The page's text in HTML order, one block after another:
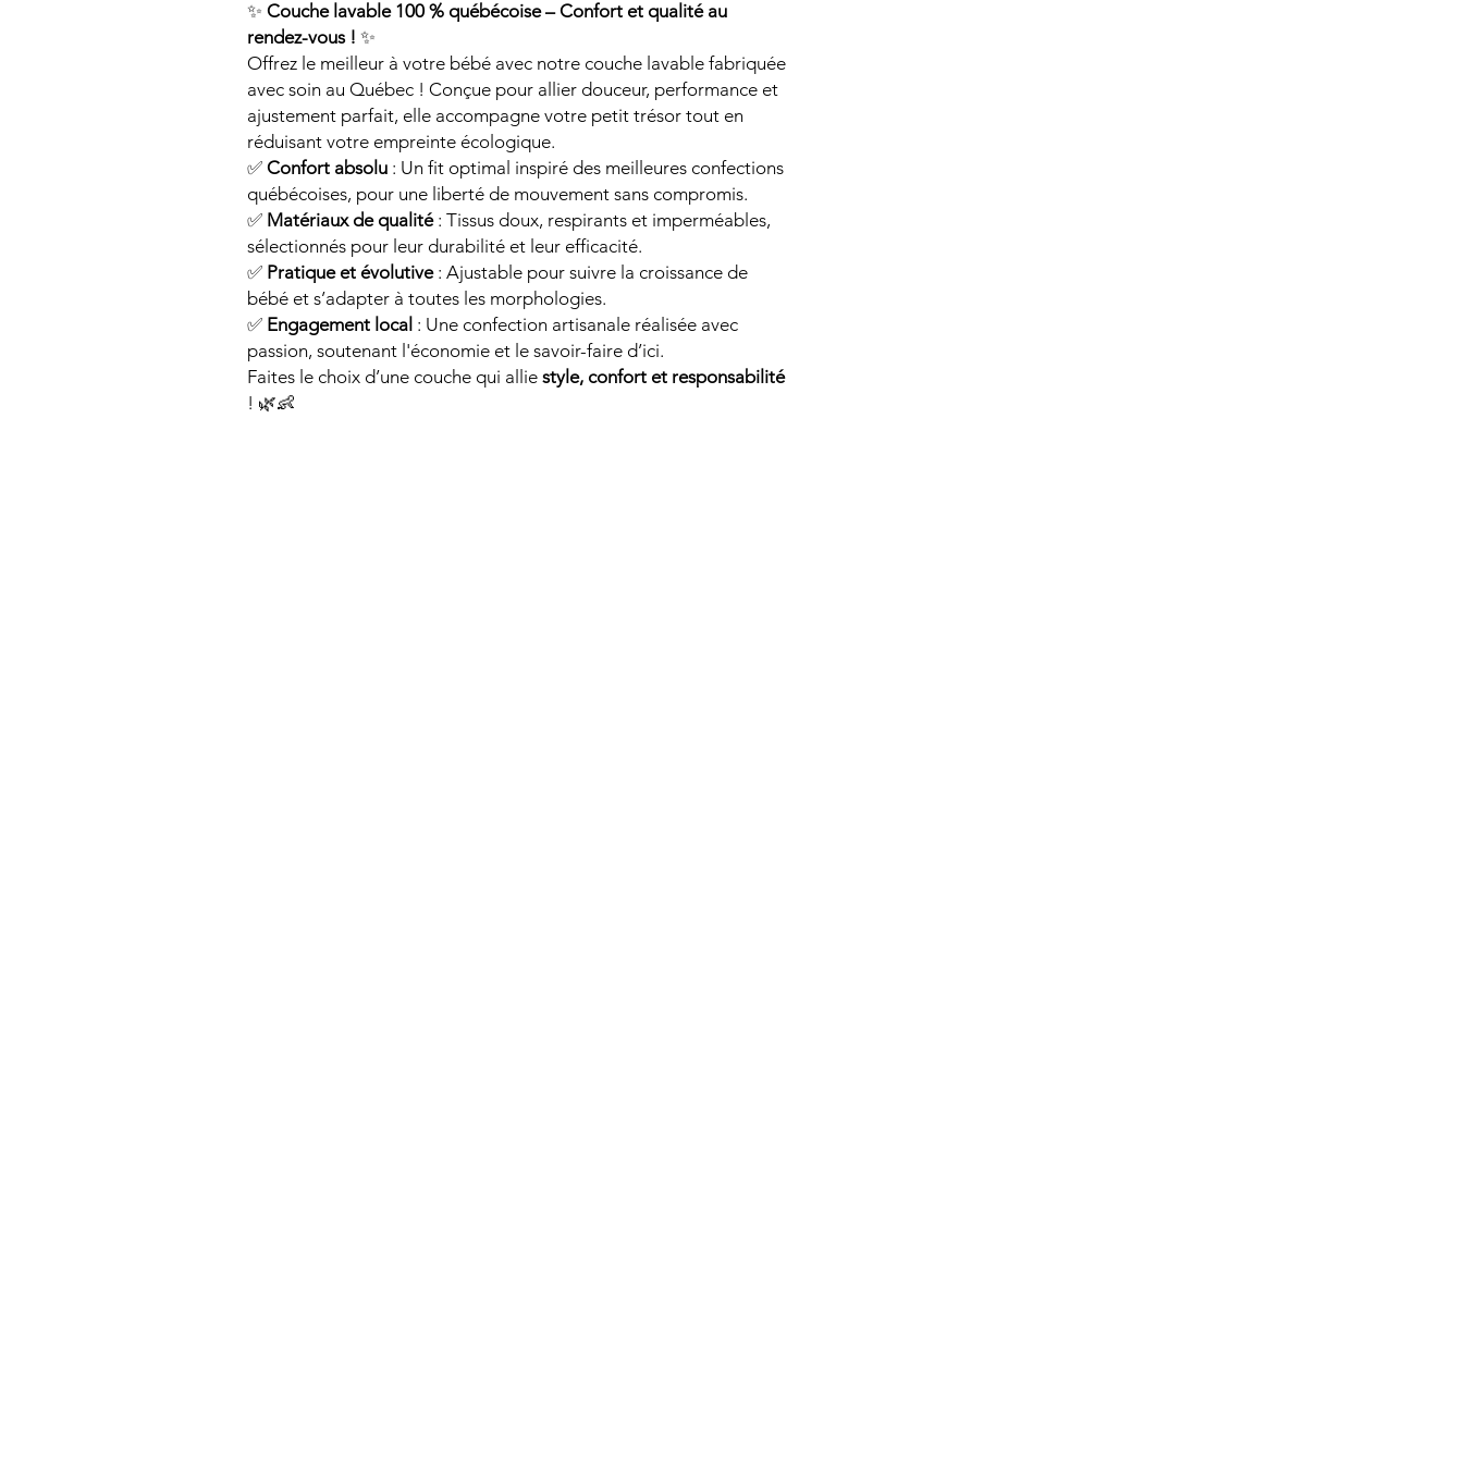
✨ Couche lavable 100 % québécoise – Confort et qualité au
rendez-vous ! ✨
Offrez le meilleur à votre bébé avec notre couche lavable fabriquée
avec soin au Québec ! Conçue pour allier douceur, performance et
ajustement parfait, elle accompagne votre petit trésor tout en
réduisant votre empreinte écologique.
✅ Confort absolu : Un fit optimal inspiré des meilleures confections
québécoises, pour une liberté de mouvement sans compromis.
✅ Matériaux de qualité: Tissus doux, respirants et imperméables,
sélectionnés pour leur durabilité et leur efficacité.
✅ Pratique et évolutive: Ajustable pour suivre la croissance de
bébé et s’adapter à toutes les morphologies.
✅ Engagement local : Une confection artisanale réalisée avec
passion, soutenant l'économie et le savoir-faire d’ici.
Faites le choix d’une couche qui allie style, confort et responsabilité
! 🌿👶